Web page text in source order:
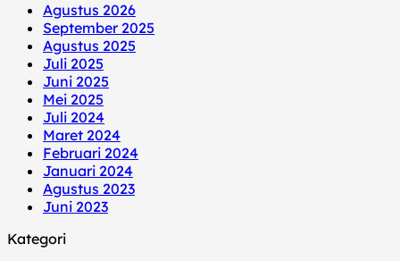
Agustus 2026
September 2025
Agustus 2025
Juli 2025
Juni 2025
Mei 2025
Juli 2024
Maret 2024
Februari 2024
Januari 2024
Agustus 2023
Juni 2023
Kategori